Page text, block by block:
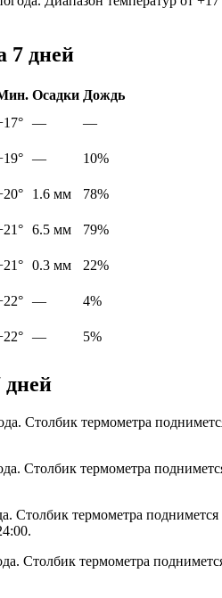
7 дней
Осадки Дождь
—
—
—
10%
1.6 мм
78%
6.5 мм
79%
0.3 мм
22%
—
4%
— 5%
дней
Столбик термометра
Столбик термометра
Столбик термометра
Столбик термометра